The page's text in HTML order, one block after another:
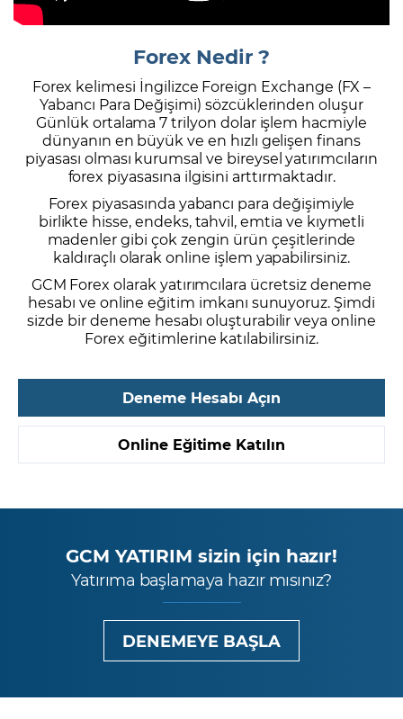
Forex Nedir ?
Forex kelimesi İngilizce Foreign Exchange (FX –
Yabancı Para Değişimi) sözcüklerinden oluşur
Günlük ortalama 7 trilyon dolar işlem hacmiyle
dünyanın en büyük ve en hızlı gelişen finans
piyasası olması kurumsal ve bireysel yatırımcıların
forex piyasasına ilgisini arttırmaktadır.
Forex piyasasında yabancı para değişimiyle
birlikte hisse, endeks, tahvil, emtia ve kıymetli
madenler gibi çok zengin ürün çeşitlerinde
kaldıraçlı olarak online işlem yapabilirsiniz.
GCM Forex olarak yatırımcılara ücretsiz deneme
hesabı ve online eğitim imkanı sunuyoruz. Şimdi
sizde bir deneme hesabı oluşturabilir veya online
Forex eğitimlerine katılabilirsiniz.
Deneme Hesabı Açın
Online Eğitime Katılın
GCM YATIRIM sizin için hazır!
Yatırıma başlamaya hazır mısınız?
DENEMEYE BAŞLA